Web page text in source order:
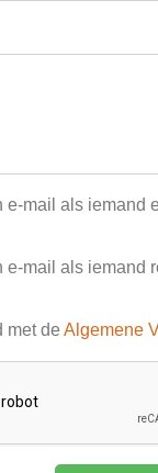
e-mail als iemand
e-mail als iemand
met de Algemene